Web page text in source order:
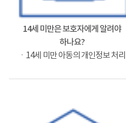
14세 미만은 보호자에게 알려야
하나요?
ㆍ14세 미만 아동의 개인정보 처리